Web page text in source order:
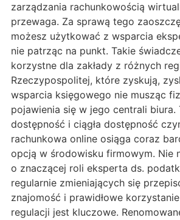
zarządzania rachunkowością
przewaga. Za sprawą tego
możesz użytkować z wsparcia
nie patrząc na punkt. Takie
korzystne dla zakłady z różnych
Rzeczypospolitej, które zyskują,
wsparcia księgowego nie musząc
pojawienia się w jego centrali biura.
dostępność i ciągła dostępność
rachunkowa online osiąga coraz
opcją w środowisku firmowym. Nie
o znaczącej roli eksperta ds.
regularnie zmieniających się
znajomość i prawidłowe
regulacji jest kluczowe.